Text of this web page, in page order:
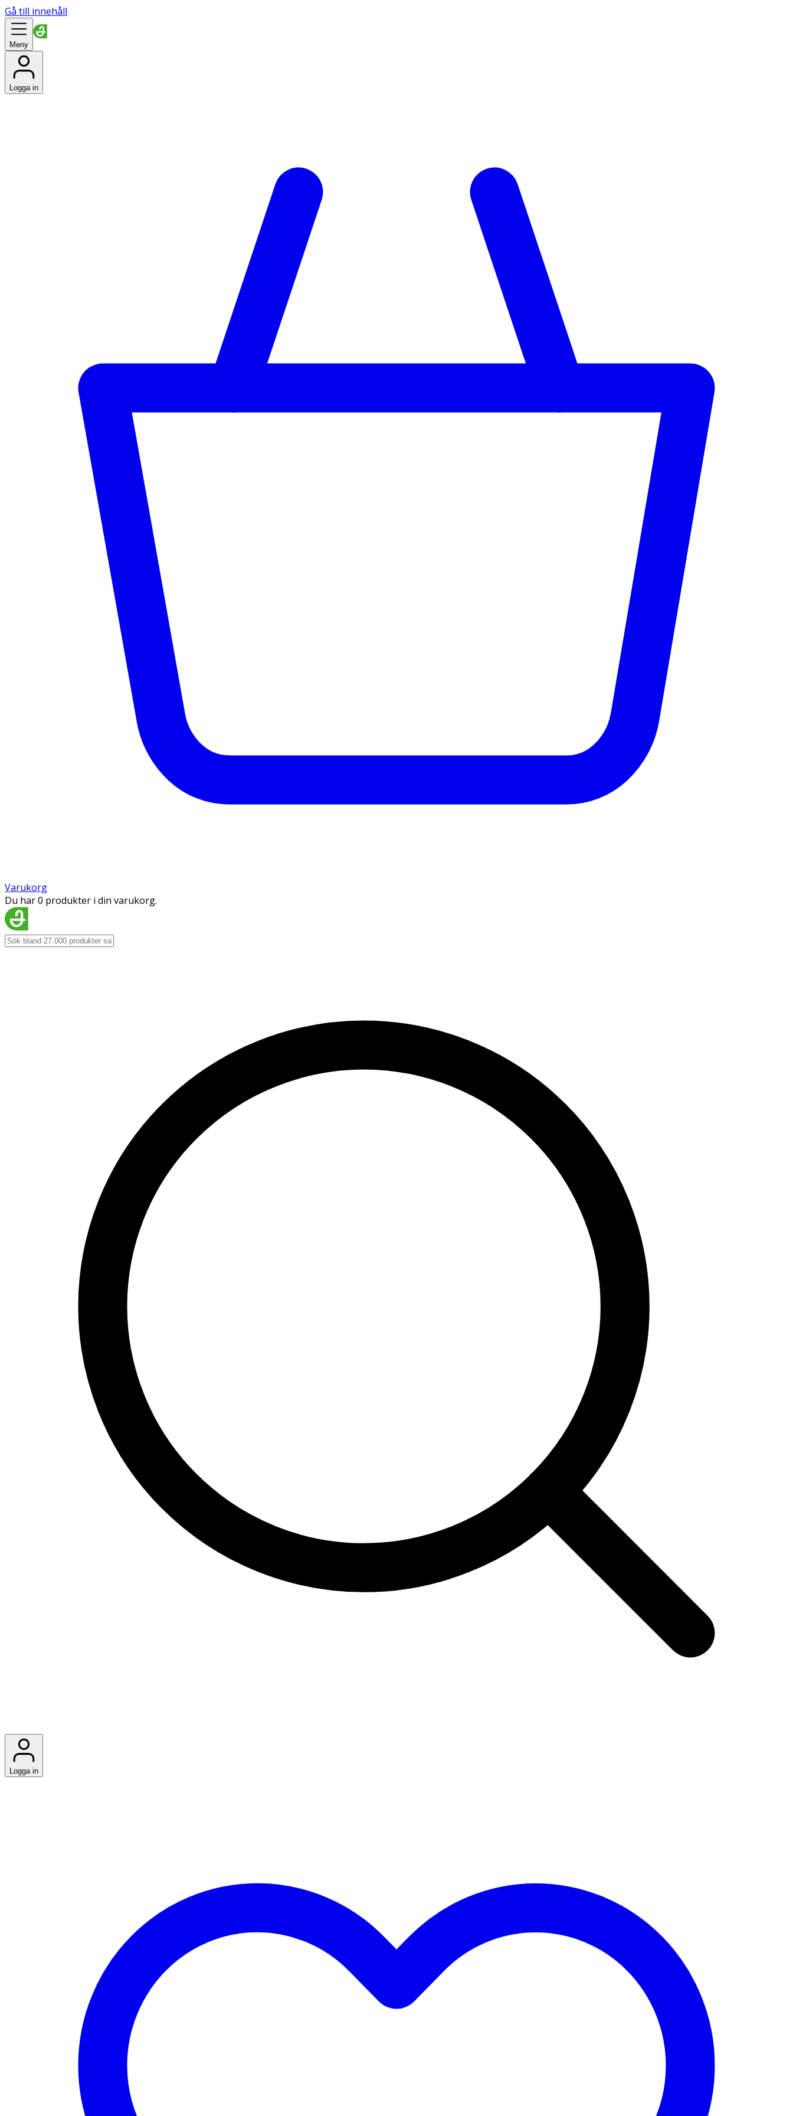
Gå till innehåll
Meny
Logga in
Varukorg
Du har 0 produkter i din varukorg.
Logga in